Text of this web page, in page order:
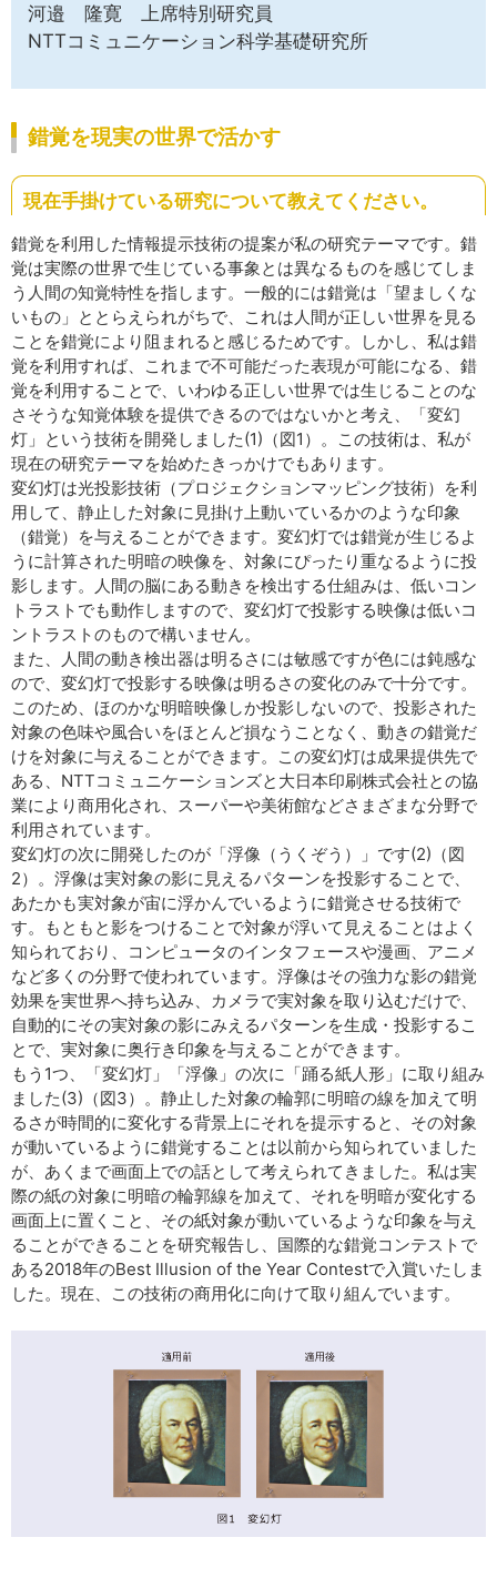
河邉 隆寛 上席特別研究員
NTTコミュニケーション科学基礎研究所
錯覚を現実の世界で活かす
現在手掛けている研究について教えてください。
錯覚を利用した情報提示技術の提案が私の研究テーマです。錯
覚は実際の世界で生じている事象とは異なるものを感じてしま
う人間の知覚特性を指します。一般的には錯覚は「望ましくな
いもの」ととらえられがちで、これは人間が正しい世界を見る
ことを錯覚により阻まれると感じるためです。しかし、私は錯
覚を利用すれば、これまで不可能だった表現が可能になる、錯
覚を利用することで、いわゆる正しい世界では生じることのな
さそうな知覚体験を提供できるのではないかと考え、「変幻
灯」という技術を開発しました(1)（図1）。この技術は、私が
現在の研究テーマを始めたきっかけでもあります。
変幻灯は光投影技術（プロジェクションマッピング技術）を利
用して、静止した対象に見掛け上動いているかのような印象
（錯覚）を与えることができます。変幻灯では錯覚が生じるよ
うに計算された明暗の映像を、対象にぴったり重なるように投
影します。人間の脳にある動きを検出する仕組みは、低いコン
トラストでも動作しますので、変幻灯で投影する映像は低いコ
ントラストのもので構いません。
また、人間の動き検出器は明るさには敏感ですが色には鈍感な
ので、変幻灯で投影する映像は明るさの変化のみで十分です。
このため、ほのかな明暗映像しか投影しないので、投影された
対象の色味や風合いをほとんど損なうことなく、動きの錯覚だ
けを対象に与えることができます。この変幻灯は成果提供先で
ある、NTTコミュニケーションズと大日本印刷株式会社との協
業により商用化され、スーパーや美術館などさまざまな分野で
利用されています。
変幻灯の次に開発したのが「浮像（うくぞう）」です(2)（図
2）。浮像は実対象の影に見えるパターンを投影することで、
あたかも実対象が宙に浮かんでいるように錯覚させる技術で
す。もともと影をつけることで対象が浮いて見えることはよく
知られており、コンピュータのインタフェースや漫画、アニメ
など多くの分野で使われています。浮像はその強力な影の錯覚
効果を実世界へ持ち込み、カメラで実対象を取り込むだけで、
自動的にその実対象の影にみえるパターンを生成・投影するこ
とで、実対象に奥行き印象を与えることができます。
もう1つ、「変幻灯」「浮像」の次に「踊る紙人形」に取り組み
ました(3)（図3）。静止した対象の輪郭に明暗の線を加えて明
るさが時間的に変化する背景上にそれを提示すると、その対象
が動いているように錯覚することは以前から知られていました
が、あくまで画面上での話として考えられてきました。私は実
際の紙の対象に明暗の輪郭線を加えて、それを明暗が変化する
画面上に置くこと、その紙対象が動いているような印象を与え
ることができることを研究報告し、国際的な錯覚コンテストで
ある2018年のBest Illusion of the Year Contestで入賞いたしま
した。現在、この技術の商用化に向けて取り組んでいます。